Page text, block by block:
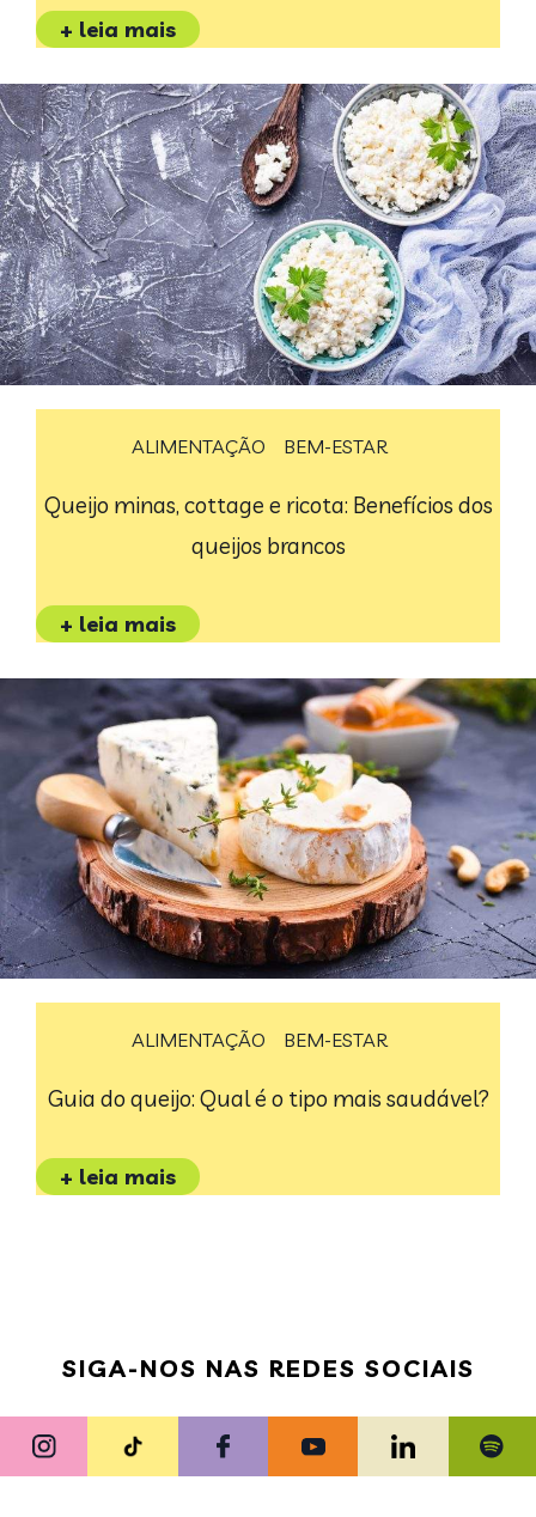
+ leia mais
ALIMENTAÇÃO BEM-ESTAR
Queijo minas, cottage e ricota: Benefícios dos
queijos brancos
+ leia mais
ALIMENTAÇÃO BEM-ESTAR
Guia do queijo: Qual é o tipo mais saudável?
+ leia mais
SIGA-NOS NAS REDES SOCIAIS